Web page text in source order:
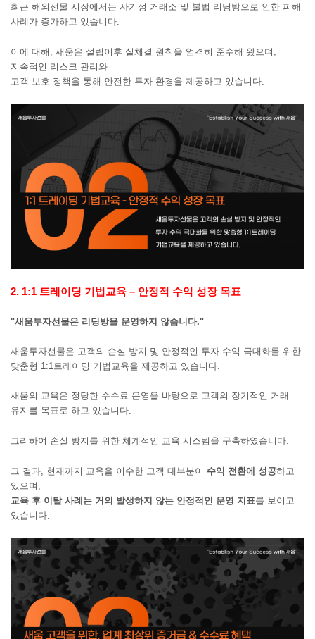
최근 해외선물 시장에서는 사기성 거래소 및 불법 리딩방으로 인한 피해
사례가 증가하고 있습니다.
이에 대해, 새움은 설립이후 실체결 원칙을 엄격히 준수해 왔으며,
지속적인 리스크 관리와
고객 보호 정책을 통해 안전한 투자 환경을 제공하고 있습니다.
2. 1:1 트레이딩 기법교육 – 안정적 수익 성장 목표
"새움투자선물은 리딩방을 운영하지 않습니다."
새움투자선물은 고객의 손실 방지 및 안정적인 투자 수익 극대화를 위한
맞춤형 1:1트레이딩 기법교육을 제공하고 있습니다.
새움의 교육은 정당한 수수료 운영을 바탕으로 고객의 장기적인 거래
유지를 목표로 하고 있습니다.
그리하여 손실 방지를 위한 체계적인 교육 시스템을 구축하였습니다.
그 결과, 현재까지 교육을 이수한 고객 대부분이 수익 전환에 성공하고
있으며,
교육 후 이탈 사례는 거의 발생하지 않는 안정적인 운영 지표를 보이고
있습니다.